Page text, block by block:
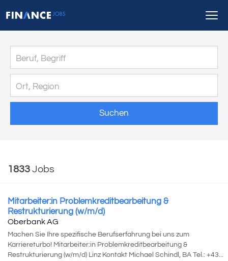
Suchen
1833 Jobs
Mitarbeiter:in Problemkreditbearbeitung &
Restrukturierung (w/m/d)
Oberbank AG
Machen Sie Ihre spezifische Berufserfahrung bei uns zum
Karriereturbo! Mitarbeiter:in Problemkreditbearbeitung &
Restrukturierung (w/m/d) Linz Kontakt Michael Schindl, BA Tel.: +43...